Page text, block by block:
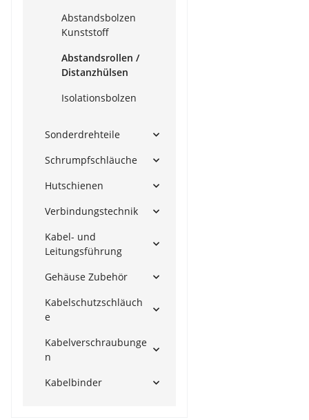
Abstandsbolzen
Kunststoff
Abstandsrollen /
Distanzhülsen
Isolationsbolzen
Sonderdrehteile
Schrumpfschläuche
Hutschienen
Verbindungstechnik
Kabel- und
Leitungsführung
Gehäuse Zubehör
Kabelschutzschläuch
e
Kabelverschraubunge
n
Kabelbinder